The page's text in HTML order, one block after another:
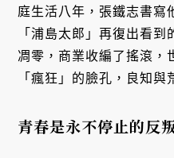
庭生活八年，張鐵志書寫
「浦島太郎」再復出看
凋零，商業收編了搖滾，
「瘋狂」的臉孔，良知與
青春是永不停止的反